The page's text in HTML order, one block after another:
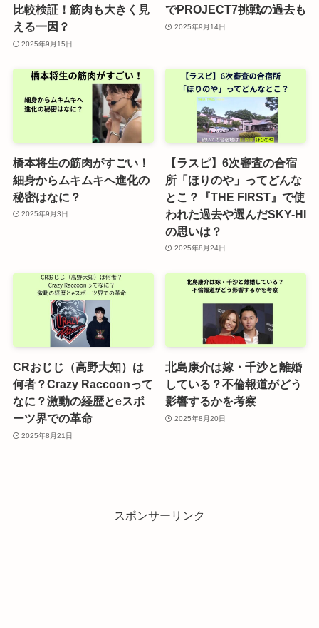
比較検証！筋肉も大きく見
える一因？
2025年9月15日
でPROJECT7挑戦の過去も
2025年9月14日
橋本将生の筋肉がすごい！
細身からムキムキへ進化の
秘密はなに？
2025年9月3日
【ラスピ】6次審査の合宿
所「ほりのや」ってどんな
とこ？『THE FIRST』で使
われた過去や選んだSKY-HI
の思いは？
2025年8月24日
CRおじじ（高野大知）は
何者？Crazy Raccoonって
なに？激動の経歴とeスポ
ーツ界での革命
2025年8月21日
北島康介は嫁・千沙と離婚
している？不倫報道がどう
影響するかを考察
2025年8月20日
スポンサーリンク